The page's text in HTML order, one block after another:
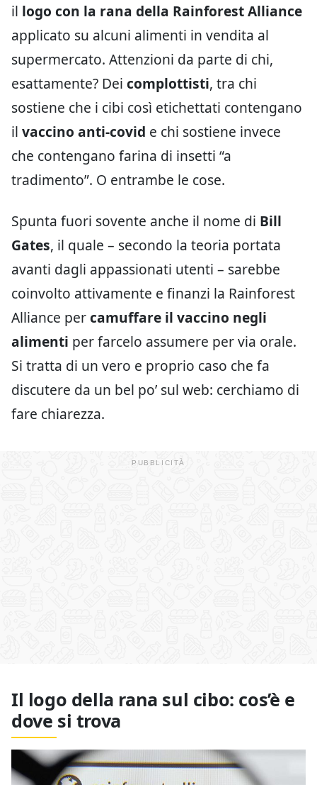
il logo con la rana della Rainforest Alliance
applicato su alcuni alimenti in vendita al
supermercato. Attenzioni da parte di chi,
esattamente? Dei complottisti, tra chi
sostiene che i cibi così etichettati contengano
il vaccino anti-covid e chi sostiene invece
che contengano farina di insetti “a
tradimento”. O entrambe le cose.
Spunta fuori sovente anche il nome di Bill
Gates, il quale – secondo la teoria portata
avanti dagli appassionati utenti – sarebbe
coinvolto attivamente e finanzi la Rainforest
Alliance percamuffare il vaccino negli
alimenti per farcelo assumere per via orale.
Si tratta di un vero e proprio caso che fa
discutere da un bel po’ sul web: cerchiamo di
fare chiarezza.
Il logo della rana sul cibo: cos’è e
dove si trova